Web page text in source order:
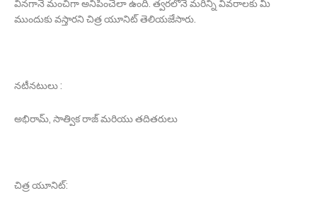
వినగానే మంచిగా అనిపించేలా ఉంది. త్వరలోనే మరిన్ని వివరాలకు మీ
ముందుకు వస్తారని చిత్ర యూనిట్ తెలియజేసారు.
నటీనటులు :
అభిరామ్, సాత్విక రాజ్ మరియు తదితరులు
చిత్ర యూనిట్: